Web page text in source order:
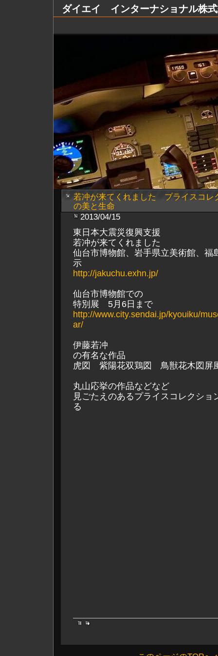
ダイエイ インターナショナル株
若冲が来てくれました プライスコ
の美と生命
2013/04/15
東日本大震災復興支援
若冲が来てくれました
仙台市博物館、岩手県立美術館、福
示
http://jakuchu.exhn.jp/
仙台市博物館での
特別展 5月6日まで
http://www.city.sendai.jp/kyouiku/
ar/
伊藤若冲
の有名な作品
虎図 紫陽花双鶏図 鳥獣花木図屏
丸山応挙の作品などなど
見ごたえのあるプライスコレクショ
る